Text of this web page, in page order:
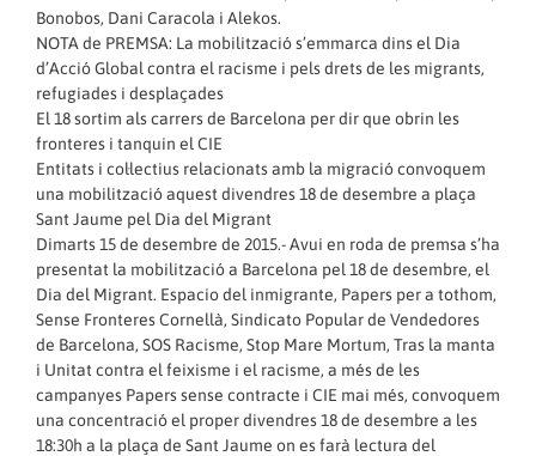
Bonobos, Dani Caracola i Alekos.
NOTA de PREMSA: La mobilització s’emmarca dins el Dia
d’Acció Global contra el racisme i pels drets de les migrants,
refugiades i desplaçades
El 18 sortim als carrers de Barcelona per dir que obrin les
fronteres i tanquin el CIE
Entitats i col·lectius relacionats amb la migració convoquem
una mobilització aquest divendres 18 de desembre a plaça
Sant Jaume pel Dia del Migrant
Dimarts 15 de desembre de 2015.- Avui en roda de premsa s’ha
presentat la mobilització a Barcelona pel 18 de desembre, el
Dia del Migrant. Espacio del inmigrante, Papers per a tothom,
Sense Fronteres Cornellà, Sindicato Popular de Vendedores
de Barcelona, SOS Racisme, Stop Mare Mortum, Tras la manta
i Unitat contra el feixisme i el racisme, a més de les
campanyes Papers sense contracte i CIE mai més, convoquem
una concentració el proper divendres 18 de desembre a les
18:30h a la plaça de Sant Jaume on es farà lectura del